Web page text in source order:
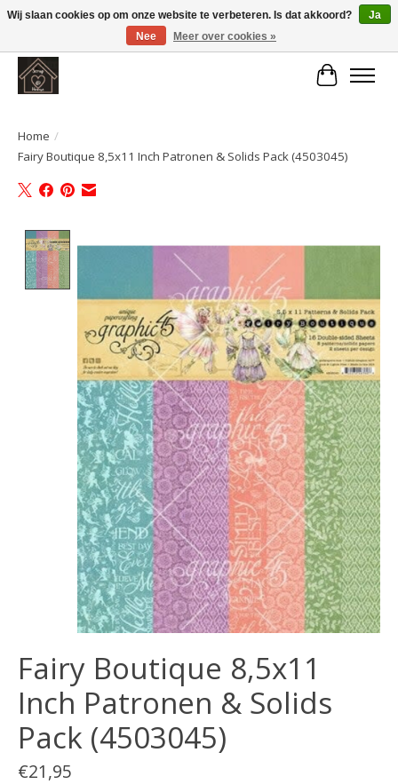
Large selection of products and fast shipping!
Home /
Fairy Boutique 8,5x11 Inch Patronen & Solids Pack (4503045)
Fairy Boutique 8,5x11
Inch Patronen & Solids
Pack (4503045)
€21,95
Wij slaan cookies op om onze website te verbeteren. Is dat akkoord?
Ja
Nee
Meer over cookies »